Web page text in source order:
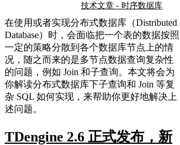
技术文章 - 时序数据库
在使用或者实现分布式数据库（Distributed
Database）时，会面临把一个表的数据按照
一定的策略分散到各个数据库节点上的情
况，随之而来的是多节点数据查询复杂性
的问题，例如 Join 和子查询。本文将会为
你解读分布式数据库下子查询和 Join 等复
杂 SQL 如何实现，来帮助你更好地解决上
述问题。
TDengine 2.6 正式发布，新